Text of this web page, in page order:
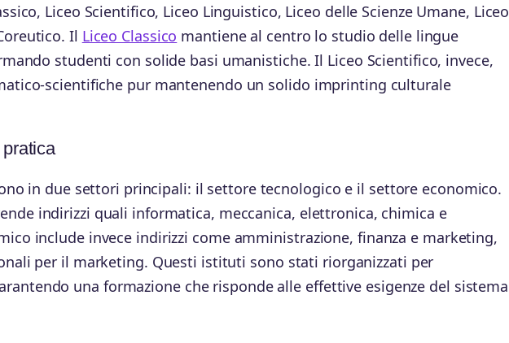
Liceo Scientifico, Liceo Linguistico, Liceo delle Scienze Umane, Liceo
Il Liceo Classico mantiene al centro lo studio delle lingue
studenti con solide basi umanistiche. Il Liceo Scientifico, invece,
scientifiche pur mantenendo un solido imprinting culturale
in due settori principali: il settore tecnologico e il settore economico.
indirizzi quali informatica, meccanica, elettronica, chimica e
include invece indirizzi come amministrazione, finanza e marketing,
per il marketing. Questi istituti sono stati riorganizzati per
una formazione che risponde alle effettive esigenze del sistema